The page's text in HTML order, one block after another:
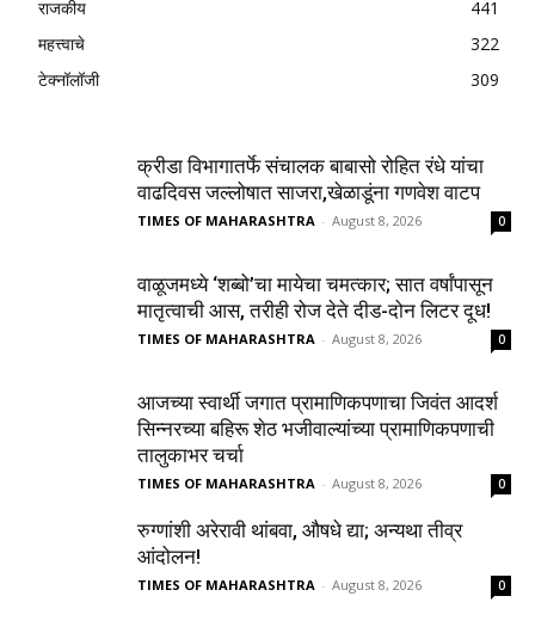
राजकीय
441
महत्त्वाचे
322
टेक्नॉलॉजी
309
क्रीडा विभागातर्फे संचालक बाबासो रोहित रंधे यांचा
वाढदिवस जल्लोषात साजरा,खेळाडूंना गणवेश वाटप
TIMES OF MAHARASHTRA - August 8, 2026 0
वाळूजमध्ये ‘शब्बो’चा मायेचा चमत्कार; सात वर्षांपासून
मातृत्वाची आस, तरीही रोज देते दीड-दोन लिटर दूध!
TIMES OF MAHARASHTRA - August 8, 2026 0
आजच्या स्वार्थी जगात प्रामाणिकपणाचा जिवंत आदर्श
सिन्नरच्या बहिरू शेठ भजीवाल्यांच्या प्रामाणिकपणाची
तालुकाभर चर्चा
TIMES OF MAHARASHTRA - August 8, 2026 0
रुग्णांशी अरेरावी थांबवा, औषधे द्या; अन्यथा तीव्र
आंदोलन!
TIMES OF MAHARASHTRA - August 8, 2026 0